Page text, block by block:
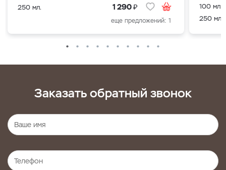
250 мл. 1 290₽
еще предложений: 1
100 мл.
250 мл.
Заказать обратный звонок